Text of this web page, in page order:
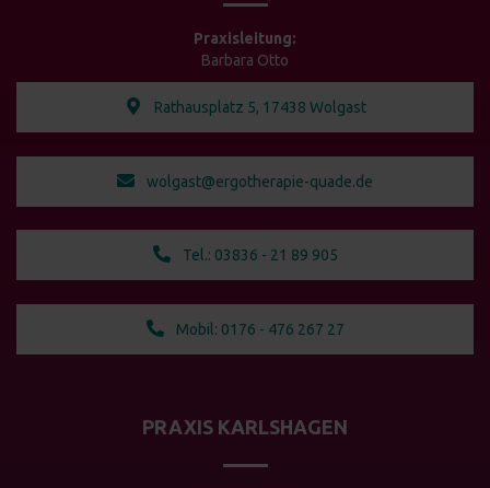
Praxisleitung:
Barbara Otto
Rathausplatz 5, 17438 Wolgast
wolgast@ergotherapie-quade.de
Tel.: 03836 - 21 89 905
Mobil: 0176 - 476 267 27
PRAXIS KARLSHAGEN